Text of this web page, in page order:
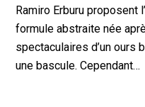
Ramiro Erburu proposent
formule abstraite née
spectaculaires d’un ours
une bascule. Cependant…